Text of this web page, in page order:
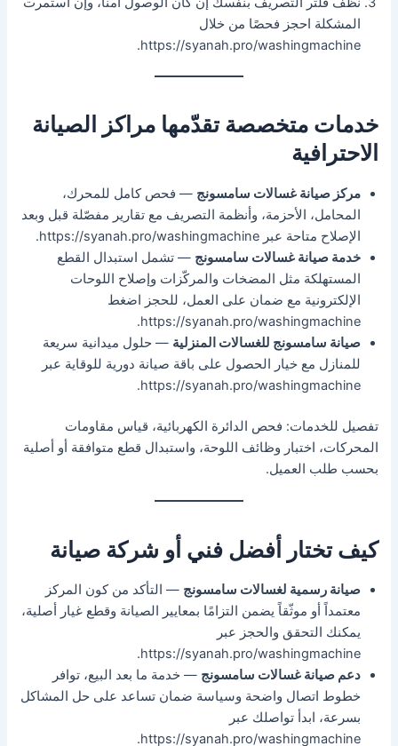
المشكلة احجز فحصًا من خلال
https://syanah.pro/washingmachine.
خدمات متخصصة تقدّمها مراكز الصيانة
الاحترافية
مركز صيانة غسالات سامسونج — فحص كامل للمحرك،
المحامل، الأحزمة، وأنظمة التصريف مع تقارير مفصّلة قبل وبعد
الإصلاح متاحة عبر https://syanah.pro/washingmachine.
خدمة صيانة غسالات سامسونج — تشمل استبدال القطع
المستهلكة مثل المضخات والمركّزات وإصلاح اللوحات
الإلكترونية مع ضمان على العمل، للحجز اضغط
https://syanah.pro/washingmachine.
صيانة سامسونج للغسالات المنزلية — حلول ميدانية سريعة
للمنازل مع خيار الحصول على باقة صيانة دورية للوقاية عبر
https://syanah.pro/washingmachine.
تفصيل للخدمات: فحص الدائرة الكهربائية، قياس مقاومات
المحركات، اختبار وظائف اللوحة، واستبدال قطع متوافقة أو أصلية
بحسب طلب العميل.
كيف تختار أفضل فني أو شركة صيانة
صيانة رسمية لغسالات سامسونج — التأكد من كون المركز
معتمداً أو موثّقاً يضمن التزامًا بمعايير الصيانة وقطع غيار أصلية،
يمكنك التحقق والحجز عبر
https://syanah.pro/washingmachine.
دعم صيانة غسالات سامسونج — خدمة ما بعد البيع، توافر
خطوط اتصال واضحة وسياسة ضمان تساعد على حل المشاكل
بسرعة، ابدأ تواصلك عبر
https://syanah.pro/washingmachine.